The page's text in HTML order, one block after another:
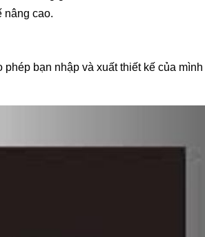
nâng cao.
bạn nhập và xuất thiết kế của